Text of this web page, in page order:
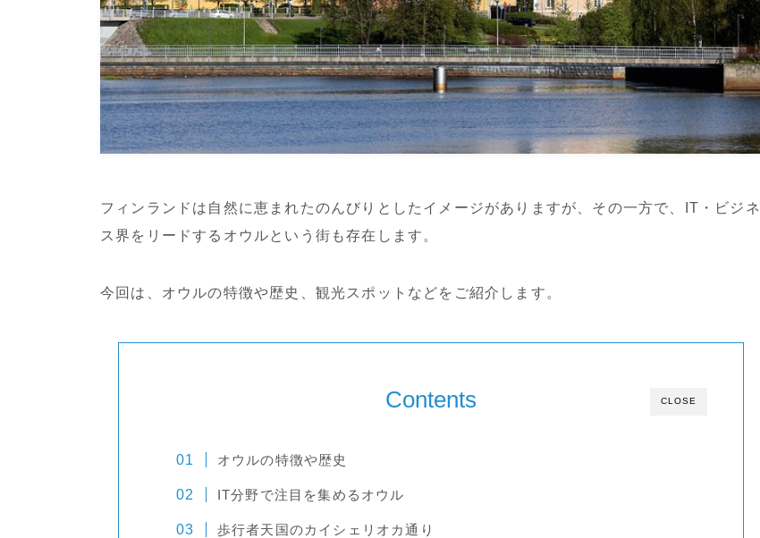
フィンランドは自然に恵まれたのんびりとしたイメージがありますが、その一方で、IT・ビジネ
ス界をリードするオウルという街も存在します。
今回は、オウルの特徴や歴史、観光スポットなどをご紹介します。
CLOSE
Contents
オウルの特徴や歴史
IT分野で注目を集めるオウル
歩行者天国のカイシェリオカ通り